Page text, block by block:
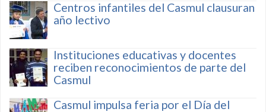
Centros infantiles del Casmul clausuran
año lectivo
Instituciones educativas y docentes
reciben reconocimientos de parte del
Casmul
Casmul impulsa feria por el Día del